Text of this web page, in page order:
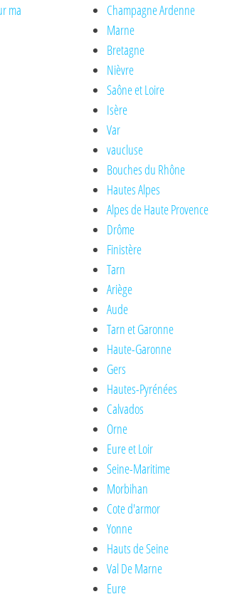
ma
Champagne Ardenne
Marne
Bretagne
Nièvre
Saône et Loire
Isère
Var
vaucluse
Bouches du Rhône
Hautes Alpes
Alpes de Haute Provence
Drôme
Finistère
Tarn
Ariège
Aude
Tarn et Garonne
Haute-Garonne
Gers
Hautes-Pyrénées
Calvados
Orne
Eure et Loir
Seine-Maritime
Morbihan
Cote d'armor
Yonne
Hauts de Seine
Val De Marne
Eure